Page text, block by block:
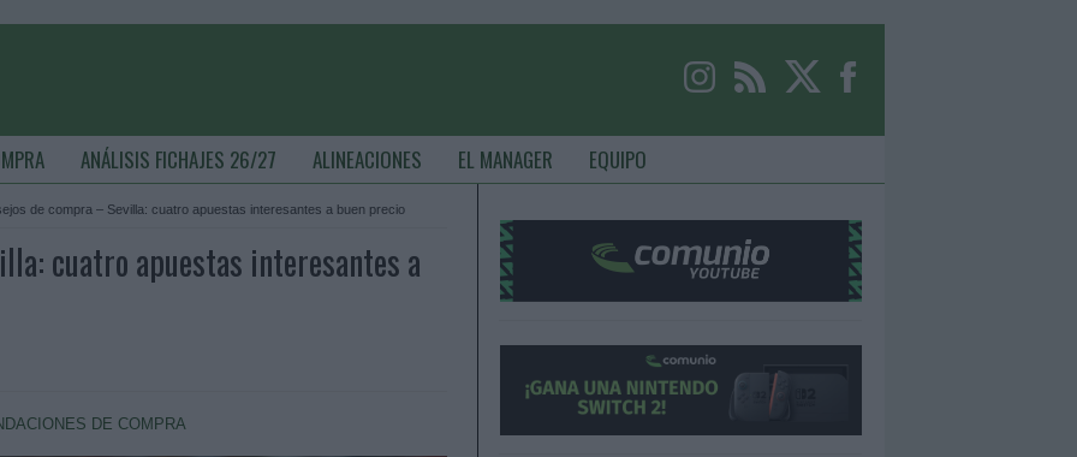
ANÁLISIS FICHAJES 26/27 ALINEACIONES EL MANAGER EQUIPO
de compra – Sevilla: cuatro apuestas interesantes a buen precio
cuatro apuestas interesantes a
DE COMPRA